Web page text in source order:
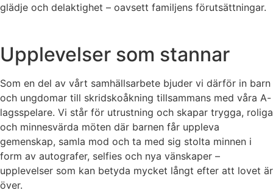
glädje och delaktighet – oavsett familjens förutsättningar.
Upplevelser som stannar
Som en del av vårt samhällsarbete bjuder vi därför in barn
och ungdomar till skridskoåkning tillsammans med våra A-
lagsspelare. Vi står för utrustning och skapar trygga, roliga
och minnesvärda möten där barnen får uppleva
gemenskap, samla mod och ta med sig stolta minnen i
form av autografer, selfies och nya vänskaper –
upplevelser som kan betyda mycket långt efter att lovet är
över.